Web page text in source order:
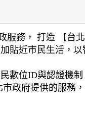
務， 打造 【台
貼近市民生活，以
數位ID與認證機
政府提供的服務